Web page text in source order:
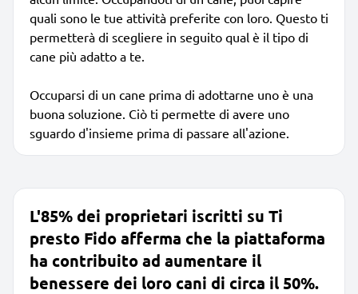
quali sono le tue attività preferite con loro. Questo ti
permetterà di scegliere in seguito qual è il tipo di
cane più adatto a te.
Occuparsi di un cane prima di adottarne uno è una
buona soluzione. Ciò ti permette di avere uno
sguardo d'insieme prima di passare all'azione.
L'85% dei proprietari iscritti su Ti
presto Fido afferma che la piattaforma
ha contribuito ad aumentare il
benessere dei loro cani di circa il 50%.